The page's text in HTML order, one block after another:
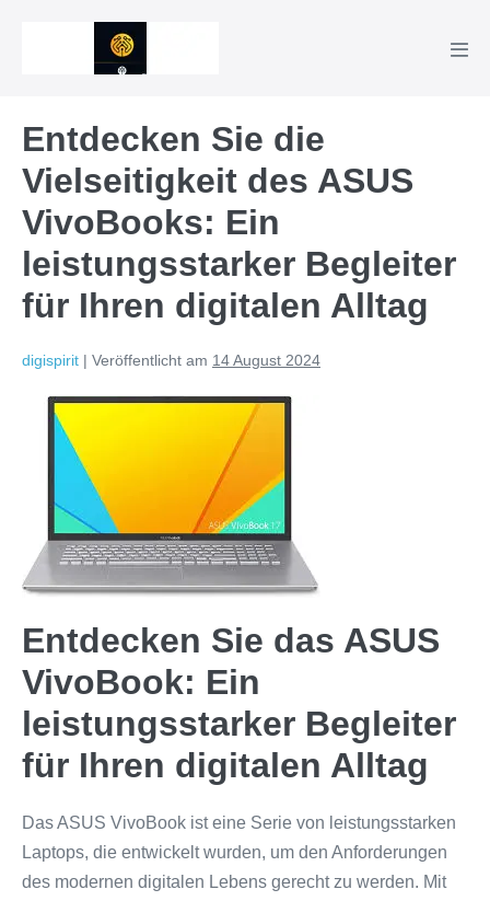
Entdecken Sie die
Vielseitigkeit des ASUS
VivoBooks: Ein
leistungsstarker Begleiter
für Ihren digitalen Alltag
digispirit | Veröffentlicht am 14 August 2024
Entdecken Sie das ASUS
VivoBook: Ein
leistungsstarker Begleiter
für Ihren digitalen Alltag
Das ASUS VivoBook ist eine Serie von leistungsstarken
Laptops, die entwickelt wurden, um den Anforderungen
des modernen digitalen Lebens gerecht zu werden. Mit